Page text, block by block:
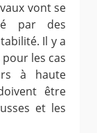
vont se
par des
Il y a
les cas
à haute
être
et les